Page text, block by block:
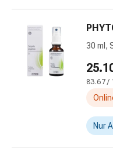
Atemwege
Infektionen
Stoffwechsel
Insektenschutz
-
30 ml,
83.67 /
Nur